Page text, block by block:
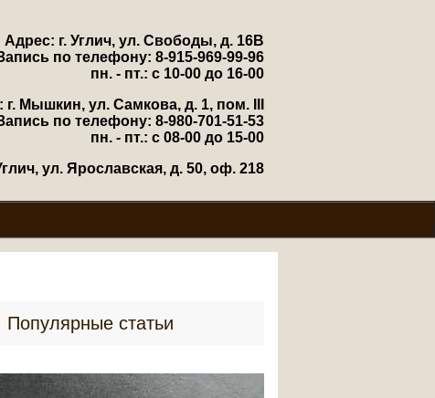
Адрес: г. Углич, ул. Свободы, д. 16В
по телефону: 8-915-969-99-96
пн. - пт.: с 10-00 до 16-00
г. Мышкин, ул. Самкова, д. 1, пом. III
по телефону: 8-980-701-51-53
пн. - пт.: с 08-00 до 15-00
ул. Ярославская, д. 50, оф. 218
Популярные статьи